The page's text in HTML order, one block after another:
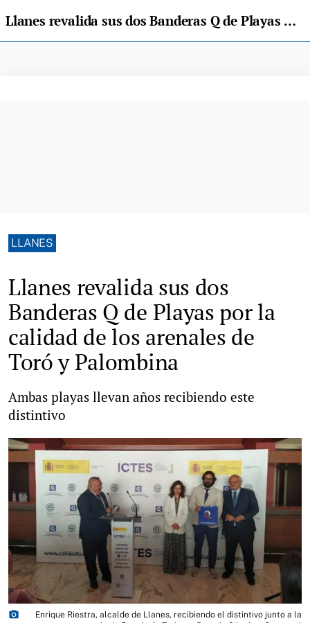
Llanes revalida sus dos Banderas Q de Playas por la calidad de los arenales de Toró y Palombina
LLANES
Llanes revalida sus dos
Banderas Q de Playas por la
calidad de los arenales de
Toró y Palombina
Ambas playas llevan años recibiendo este
distintivo
photo_camera
Enrique Riestra, alcalde de Llanes, recibiendo el distintivo junto a la